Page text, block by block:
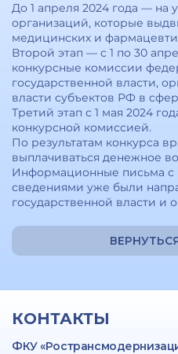
До 1 апреля 2024 года — на
организаций, которые
медицинских и
Второй этап — с 1 по 30
конкурсные комиссии
государственной власти,
власти субъектов РФ в
Третий этап с 1 мая 2024
конкурсной комиссией.
По результатам конкурса
выплачиваться денежное
Информационные письма
сведениями уже были
государственной власти и
КОНТАКТЫ
ФКУ